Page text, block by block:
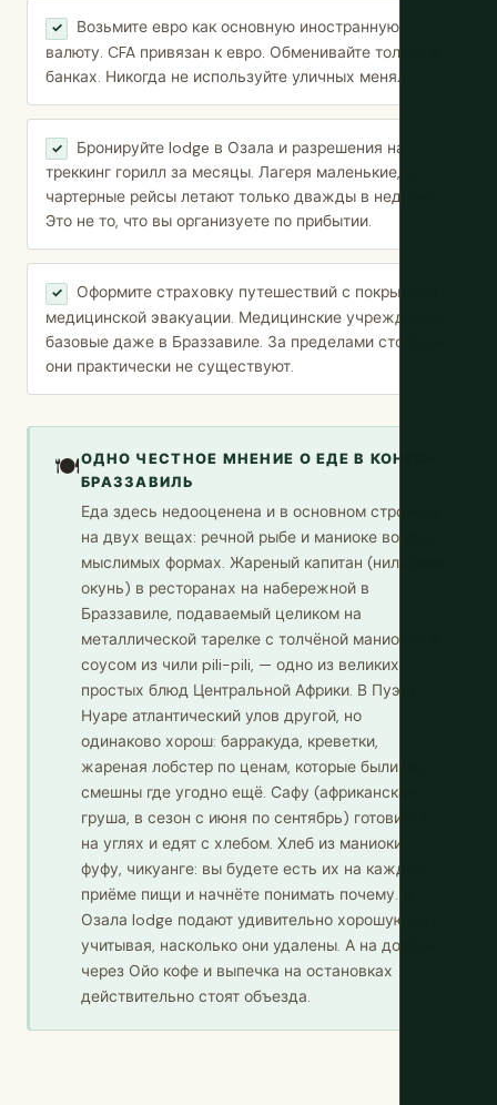
✓
Возьмите евро как основную иностранную
валюту. CFA привязан к евро. Обменивайте только в
банках. Никогда не используйте уличных менял.
✓
Бронируйте lodge в Озала и разрешения на
треккинг горилл за месяцы. Лагеря маленькие, а
чартерные рейсы летают только дважды в неделю.
Это не то, что вы организуете по прибытии.
✓
Оформите страховку путешествий с покрытием
медицинской эвакуации. Медицинские учреждения
базовые даже в Браззавиле. За пределами столицы
они практически не существуют.
🍽️ОДНО ЧЕСТНОЕ МНЕНИЕ О ЕДЕ В КОНГО-
БРАЗЗАВИЛЬ
Еда здесь недооценена и в основном строится
на двух вещах: речной рыбе и маниоке во всех
мыслимых формах. Жареный капитан (нильский
окунь) в ресторанах на набережной в
Браззавиле, подаваемый целиком на
металлической тарелке с толчёной маниокой и
соусом из чили pili-pili, — одно из великих
простых блюд Центральной Африки. В Пуэнт-
Нуаре атлантический улов другой, но
одинаково хорош: барракуда, креветки,
жареная лобстер по ценам, которые были бы
смешны где угодно ещё. Сафу (африканская
груша, в сезон с июня по сентябрь) готовится
на углях и едят с хлебом. Хлеб из маниоки,
фуфу, чикуанге: вы будете есть их на каждом
приёме пищи и начнёте понимать почему. В
Озала lodge подают удивительно хорошую еду,
учитывая, насколько они удалены. А на дороге
через Ойо кофе и выпечка на остановках
действительно стоят объезда.